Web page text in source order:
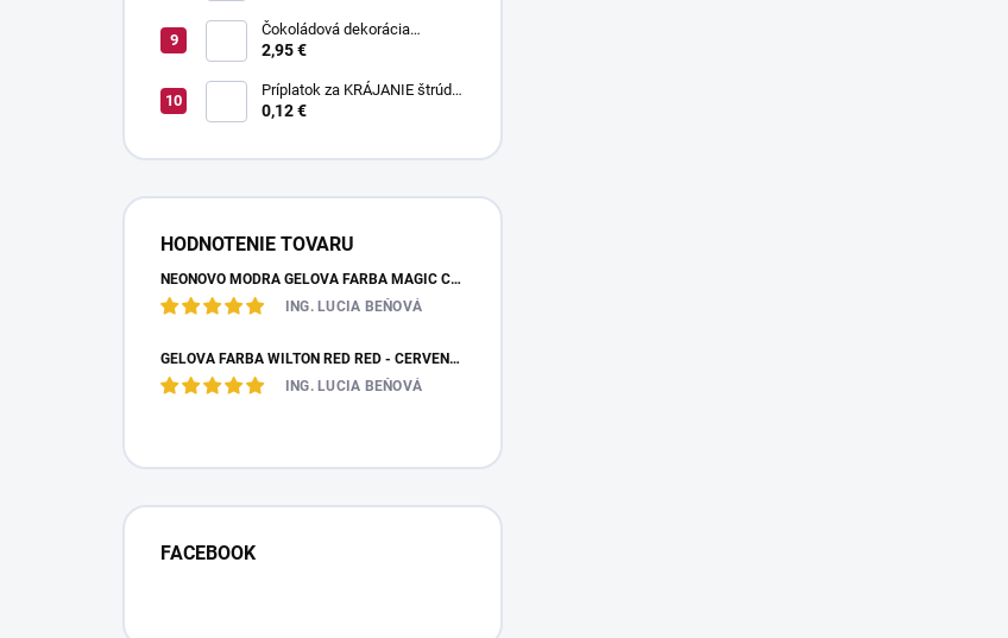
Čokoládová dekorácia
pruhované paličky TWISTER
2,95 €
Príplatok za KRÁJANIE štrúdle
(1 ks) - zvoľte len pri osobnom
0,12 €
HODNOTENIE TOVARU
NEÓNOVO MODRÁ GELOVÁ FARBA MAGIC COLOURS – JEDLÁ FARBA 32G
ING. LUCIA BEŇOVÁ
GÉLOVÁ FARBA WILTON RED RED - ČERVENÁ 28,35 G
ING. LUCIA BEŇOVÁ
FACEBOOK